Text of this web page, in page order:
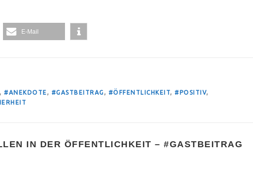
E-Mail
, #ANEKDOTE, #GASTBEITRAG, #ÖFFENTLICHKEIT, #POSITIV,
IN DER ÖFFENTLICHKEIT – #GASTBEITRAG